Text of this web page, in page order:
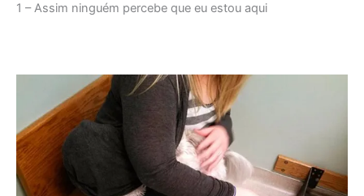
1 – Assim ninguém percebe que eu estou aqui